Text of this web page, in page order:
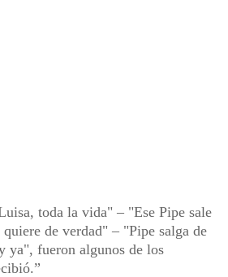
toda la vida" – "Ese Pipe sale
de verdad" – "Pipe salga de
ya", fueron algunos de los